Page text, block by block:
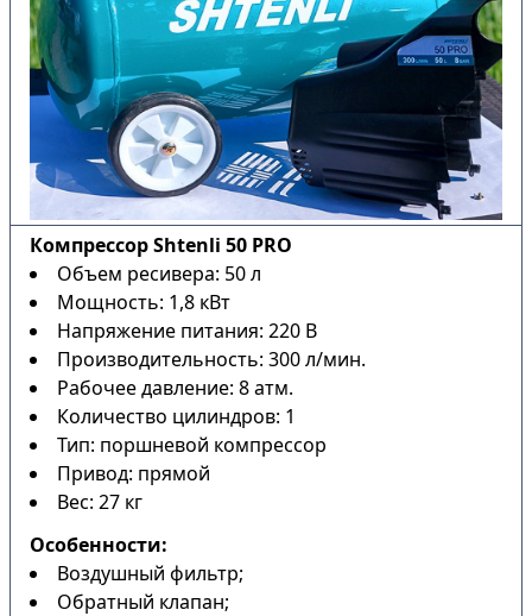
Компрессор Shtenli 50 PRO
Объем ресивера: 50 л
Мощность: 1,8 кВт
Напряжение питания: 220 В
Производительность: 300 л/мин.
Рабочее давление: 8 атм.
Количество цилиндров: 1
Тип: поршневой компрессор
Привод: прямой
Вес: 27 кг
Особенности:
Воздушный фильтр;
Обратный клапан;